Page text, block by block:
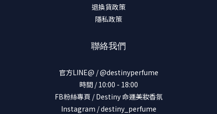
退換貨政策
隱私政策
聯絡我們
官方LINE@ / @destinyperfume
時間 / 10:00 - 18:00
FB粉絲專頁 / Destiny 命運美妝香氛
Instagram / destiny_perfume